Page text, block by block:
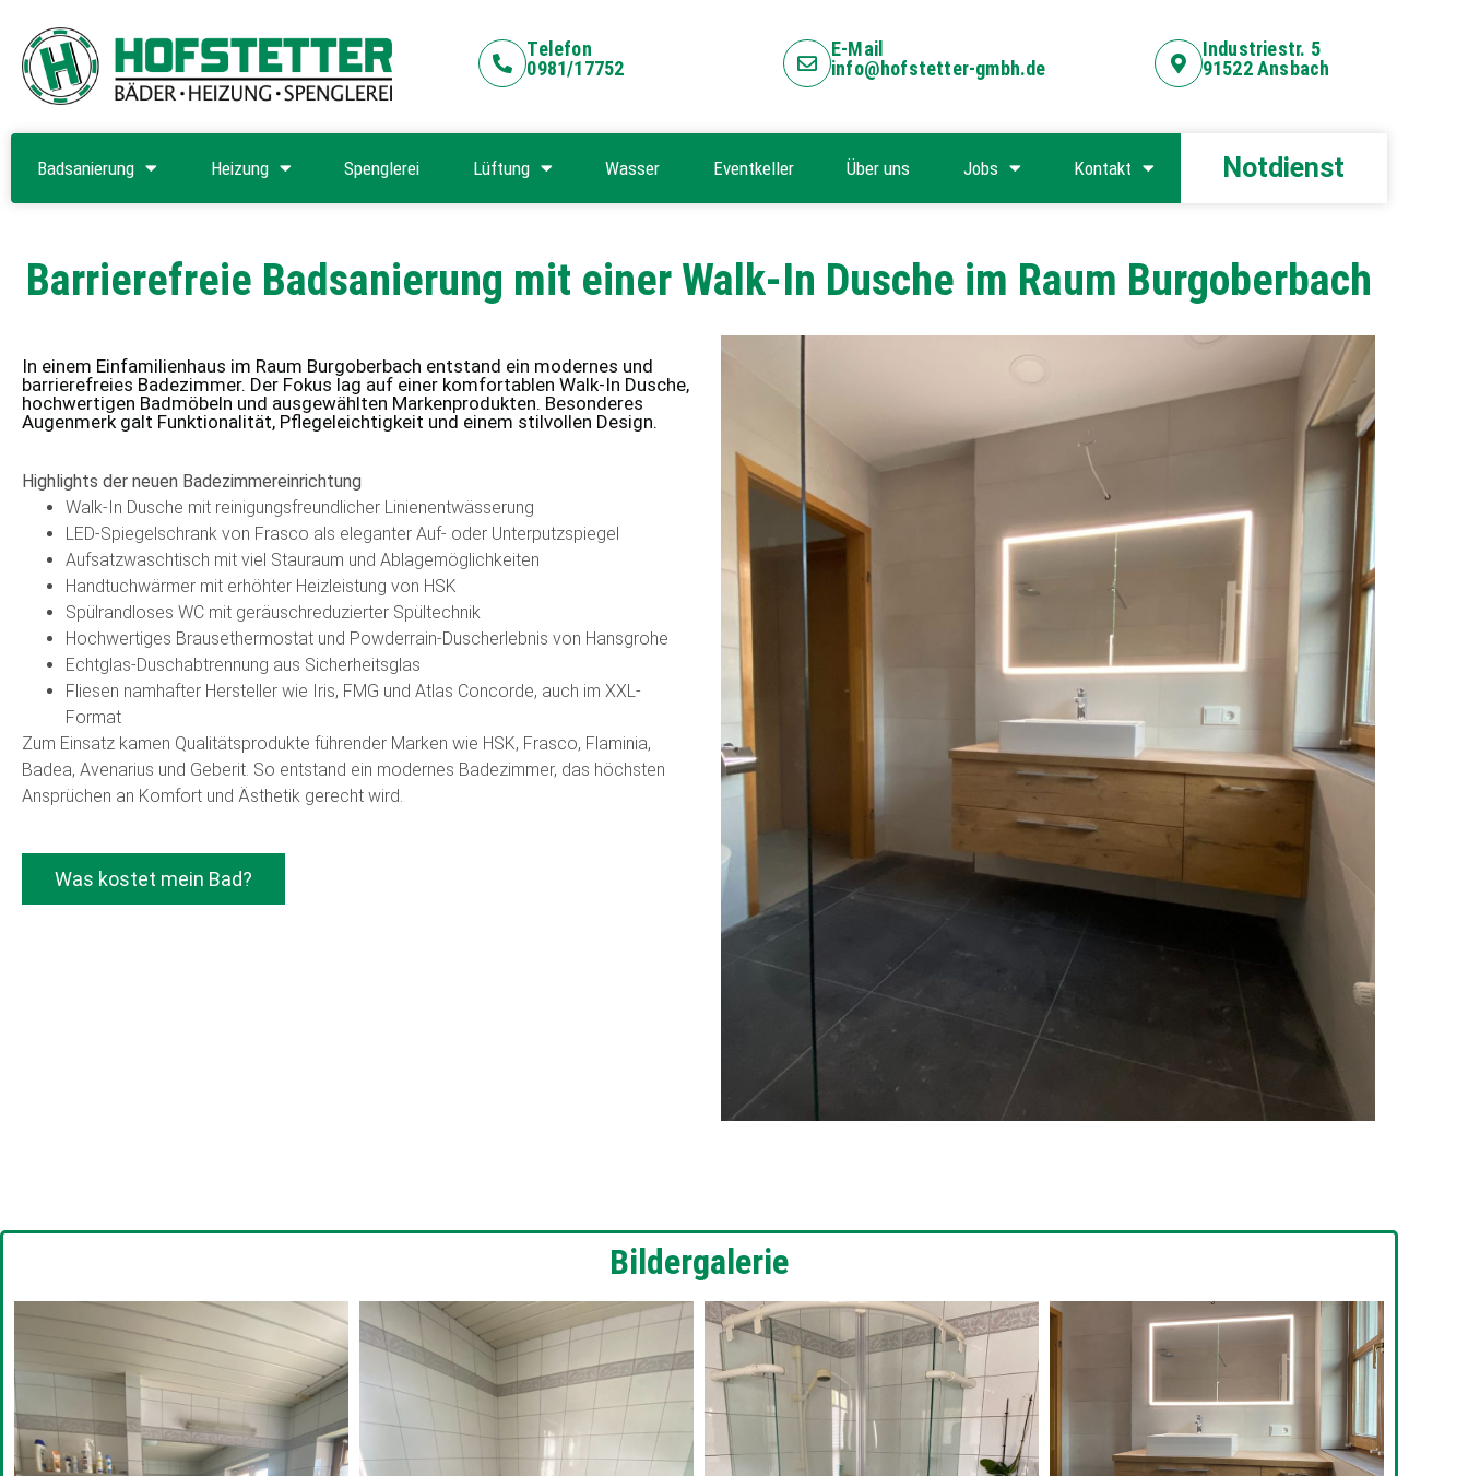
Telefon
0981/17752
E-Mail
info@hofstetter-gmbh.de
Industriestr. 5
91522 Ansbach
Badsanierung Heizung Spenglerei Lüftung Wasser Eventkeller Über uns Jobs Kontakt Notdienst
Barrierefreie Badsanierung mit einer Walk-In Dusche im Raum Burgoberbach
In einem Einfamilienhaus im Raum Burgoberbach entstand ein modernes und
barrierefreies Badezimmer. Der Fokus lag auf einer komfortablen Walk-In Dusche,
hochwertigen Badmöbeln und ausgewählten Markenprodukten. Besonderes
Augenmerk galt Funktionalität, Pflegeleichtigkeit und einem stilvollen Design.
Highlights der neuen Badezimmereinrichtung
Walk-In Dusche mit reinigungsfreundlicher Linienentwässerung
LED-Spiegelschrank von Frasco als eleganter Auf- oder Unterputzspiegel
Aufsatzwaschtisch mit viel Stauraum und Ablagemöglichkeiten
Handtuchwärmer mit erhöhter Heizleistung von HSK
Spülrandloses WC mit geräuschreduzierter Spültechnik
Hochwertiges Brausethermostat und Powderrain-Duscherlebnis von Hansgrohe
Echtglas-Duschabtrennung aus Sicherheitsglas
Fliesen namhafter Hersteller wie Iris, FMG und Atlas Concorde, auch im XXL-
Format
Zum Einsatz kamen Qualitätsprodukte führender Marken wie HSK, Frasco, Flaminia,
Badea, Avenarius und Geberit. So entstand ein modernes Badezimmer, das höchsten
Ansprüchen an Komfort und Ästhetik gerecht wird.
Was kostet mein Bad?
Bildergalerie